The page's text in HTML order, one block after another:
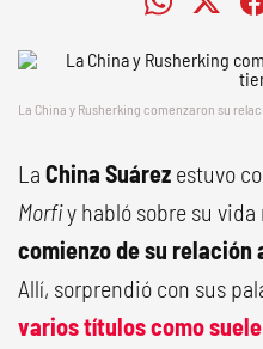
La China y Rusherking comenzaron su
La China Suárez estuvo
Morfiy habló sobre su vida
comienzo de su relación
Allí, sorprendió con sus
varios títulos como